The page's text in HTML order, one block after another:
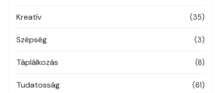
Kreatív (35)
Szépség (3)
Táplálkozás (8)
Tudatosság (61)